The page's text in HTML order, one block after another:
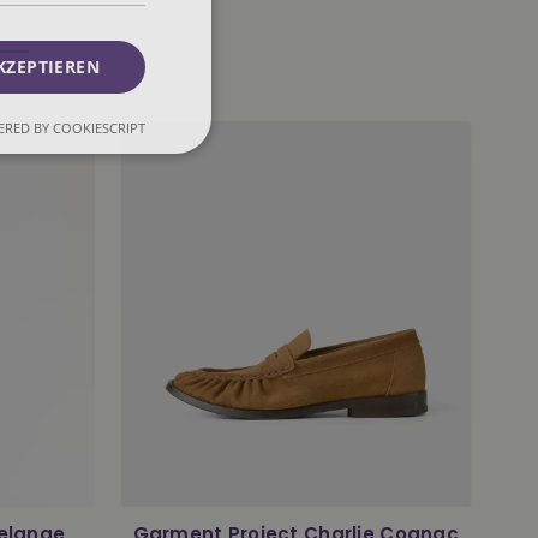
BY COOKIESCRIPT